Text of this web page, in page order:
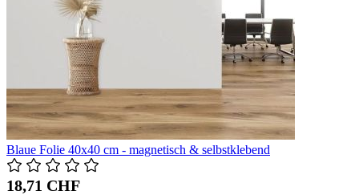
Blaue Folie 40x40 cm - magnetisch & selbstklebend
18,71 CHF